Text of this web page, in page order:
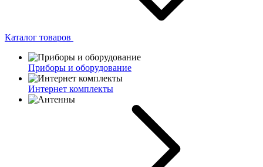
Каталог товаров
Приборы и оборудование
Интернет комплекты